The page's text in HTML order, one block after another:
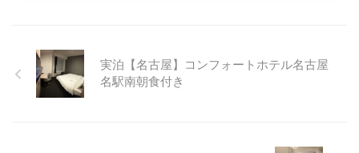
実泊【名古屋】コンフォートホテル名古屋
名駅南朝食付き